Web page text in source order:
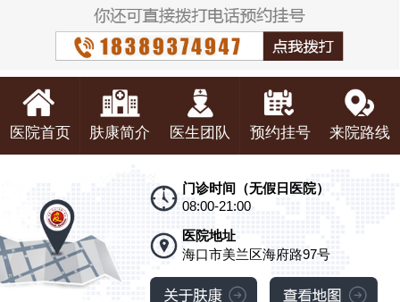
医院首页 肤康简介 医生团队 预约挂号 来院路线
门诊时间（无假日医院）
08:00-21:00
医院地址
海口市美兰区海府路97号